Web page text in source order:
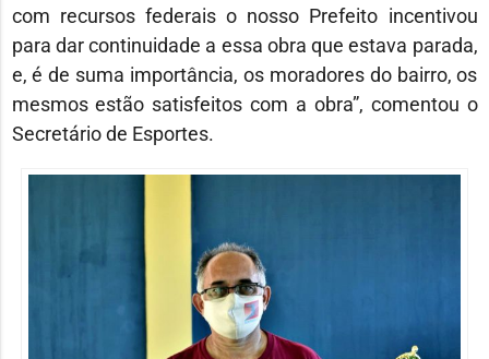
com recursos federais o nosso Prefeito incentivou
para dar continuidade a essa obra que estava parada,
e, é de suma importância, os moradores do bairro, os
mesmos estão satisfeitos com a obra”, comentou o
Secretário de Esportes.